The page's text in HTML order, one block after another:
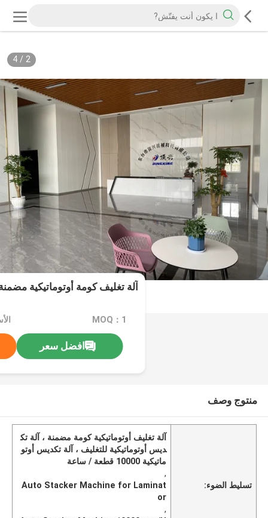
2
/
4
آلة تغليف كومة أوتوماتيكية مضمنة 10000 قطعة /
MOQ：1
افضل سعر
منتوج وصف
تسليط الضوء:
آلة تغليف أوتوماتيكية كومة مضمنة ، آلة تك
ديس أوتوماتيكية للتغليف ، آلة تكديس أوتو
ماتيكية 10000 قطعة / ساعة
,
Auto Stacker Machine for Laminat
or
,